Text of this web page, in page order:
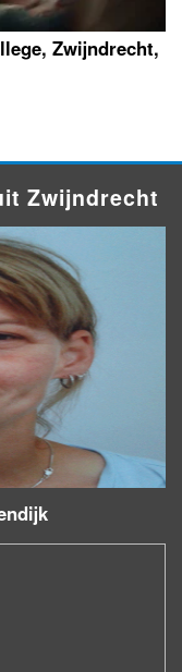
Zwijndrecht,
Zwijndrecht